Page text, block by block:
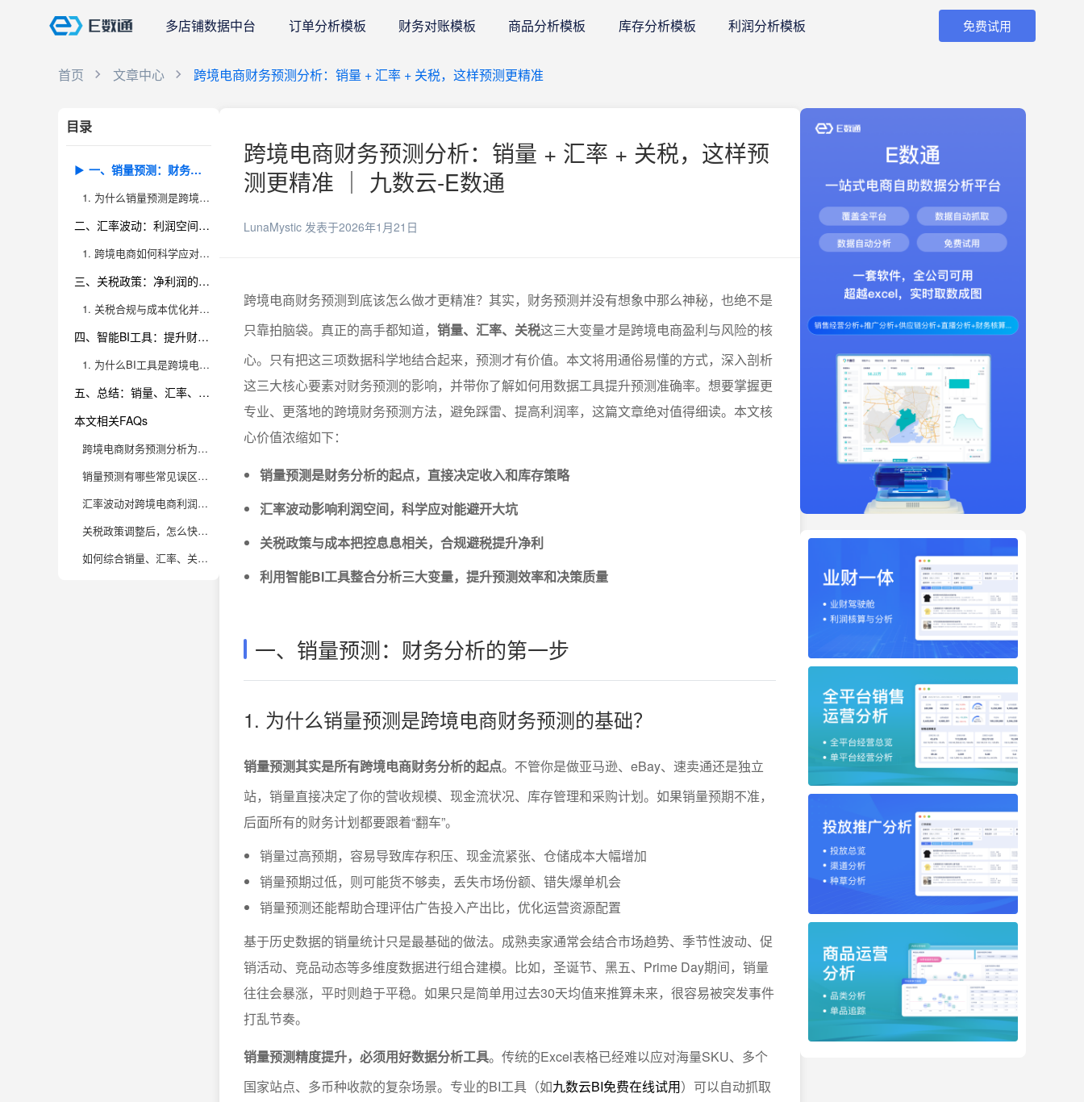
多店铺数据中台 订单分析模板 财务对账模板 商品分析模板 库存分析模板 利润分析模板 免费试用
首页 文章中心 跨境电商财务预测分析：销量 + 汇率 + 关税，这样预测更精准
目录
一、销量预测：财务分析的第一步
1. 为什么销量预测是跨境电商财务预测的基础？
二、汇率波动：利润空间的隐形杀手
1. 跨境电商如何科学应对汇率风险？
三、关税政策：净利润的关键变量
1. 关税合规与成本优化并重，才能提升盈利能力
四、智能BI工具：提升财务预测效率和精准度
1. 为什么BI工具是跨境电商数据化运营的必备利器？
五、总结：销量、汇率、关税三位一体，精准预测跨境电商财务
本文相关FAQs
跨境电商财务预测分析为什么要同时考虑销量、汇率和关税？
销量预测有哪些常见误区？如何提升准确率？
汇率波动对跨境电商利润到底有多大影响？
关税政策调整后，怎么快速调整财务预测模型？
如何综合销量、汇率、关税因素构建高精度的财务预测体系？
跨境电商财务预测分析：销量 + 汇率 + 关税，这样预
测更精准 ｜ 九数云-E数通
LunaMystic 发表于2026年1月21日
跨境电商财务预测到底该怎么做才更精准？其实，财务预测并没有想象中那么神秘，也绝不是
只靠拍脑袋。真正的高手都知道， 销量、汇率、关税这三大变量才是跨境电商盈利与风险的核
心。只有把这三项数据科学地结合起来，预测才有价值。本文将用通俗易懂的方式，深入剖析
这三大核心要素对财务预测的影响，并带你了解如何用数据工具提升预测准确率。想要掌握更
专业、更落地的跨境财务预测方法，避免踩雷、提高利润率，这篇文章绝对值得细读。本文核
心价值浓缩如下：
销量预测是财务分析的起点，直接决定收入和库存策略
汇率波动影响利润空间，科学应对能避开大坑
关税政策与成本把控息息相关，合规避税提升净利
利用智能BI工具整合分析三大变量，提升预测效率和决策质量
一、销量预测：财务分析的第一步
1. 为什么销量预测是跨境电商财务预测的基础？
销量预测其实是所有跨境电商财务分析的起点。不管你是做亚马逊、eBay、速卖通还是独立
站，销量直接决定了你的营收规模、现金流状况、库存管理和采购计划。如果销量预期不准，
后面所有的财务计划都要跟着“翻车”。
销量过高预期，容易导致库存积压、现金流紧张、仓储成本大幅增加
销量预期过低，则可能货不够卖，丢失市场份额、错失爆单机会
销量预测还能帮助合理评估广告投入产出比，优化运营资源配置
基于历史数据的销量统计只是最基础的做法。成熟卖家通常会结合市场趋势、季节性波动、促
销活动、竞品动态等多维度数据进行组合建模。比如，圣诞节、黑五、Prime Day期间，销量
往往会暴涨，平时则趋于平稳。如果只是简单用过去30天均值来推算未来，很容易被突发事件
打乱节奏。
销量预测精度提升，必须用好数据分析工具。传统的Excel表格已经难以应对海量SKU、多个
国家站点、多币种收款的复杂场景。专业的BI工具（如九数云BI免费在线试用）可以自动抓取